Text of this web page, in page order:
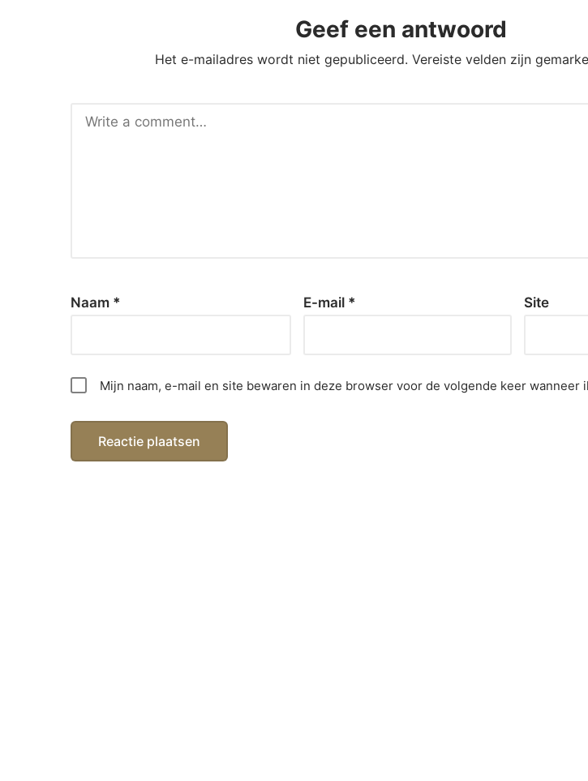
Geef een antwoord
Het e-mailadres wordt niet gepubliceerd. Vereiste velden zijn
Naam * E-mail * Site
Mijn naam, e-mail en site bewaren in deze browser voor de volgende keer wanneer